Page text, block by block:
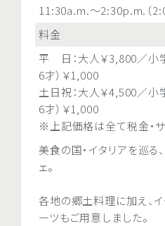
11:30a.m.～2:30p.m.（
料金
平 日：大人￥3,800／小
6才）￥1,000
土日祝：大人￥4,500／小
6才）￥1,000
※上記価格は全て税金・
美食の国・イタリアを巡る
ェ。
各地の郷土料理に加え、
ーツもご用意しました。